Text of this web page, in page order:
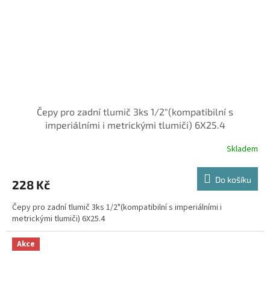
Čepy pro zadní tlumič 3ks 1/2"(kompatibilní s
imperiálními i metrickými tlumiči) 6X25.4
Skladem
228 Kč Do košíku
Čepy pro zadní tlumič 3ks 1/2"(kompatibilní s imperiálními i
metrickými tlumiči) 6X25.4
Akce